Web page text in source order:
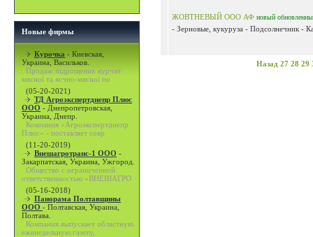
Новые фирмы
Курочка - Киевская,
Украина, Васильков.
Продаж підрощених курчат
мясної та яєчно-мясної по
(05-20-2021)
ТД Агроэкспертднепр Плюс
ООО - Днепропетровская,
Украина, Днепр.
Компания «Агроэкспертднепр
Плюс» - поставляет совр
(11-20-2019)
Внешагротранс-1 ООО -
Закарпатская, Украина, Ужгород.
Общество с ограниченной
ответственностью «ВНЕШАГРО
(05-16-2018)
Панорама Полтавщины
ООО - Полтавская, Украина,
Полтава.
Компания выпускает областную
еженедельную газету,
ЖОВТНЕВЫЙ ООО АФ новый
- Зерновые, кукуруза - Подсолнечник -
Назад 27 28 29